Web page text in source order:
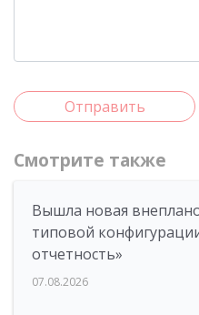
Отправить
Смотрите также
Вышла новая
типовой
отчетность»
07.08.2026